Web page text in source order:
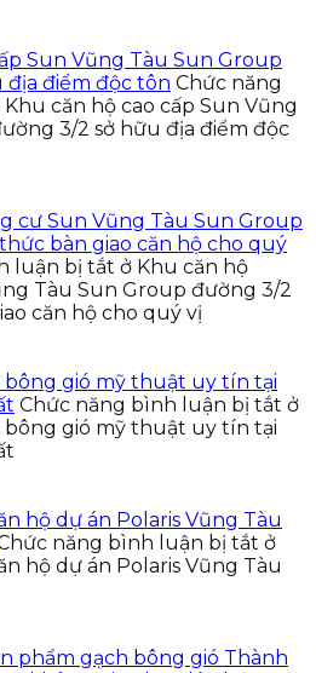
Sun Vũng Tàu Sun Group
địa điểm độc tôn Chức năng
Khu căn hộ cao cấp Sun Vũng
3/2 sở hữu địa điểm độc
cư Sun Vũng Tàu Sun Group
bàn giao căn hộ cho quý
luận bị tắt ở Khu căn hộ
Tàu Sun Group đường 3/2
căn hộ cho quý vị
gió mỹ thuật uy tín tại
Chức năng bình luận bị tắt ở
gió mỹ thuật uy tín tại
hộ dự án Polaris Vũng Tàu
năng bình luận bị tắt ở
hộ dự án Polaris Vũng Tàu
phẩm gạch bông gió Thành